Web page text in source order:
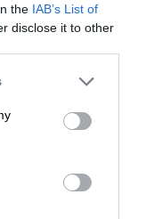
the IAB’s List of
disclose it to other
drukarek, co
wyników